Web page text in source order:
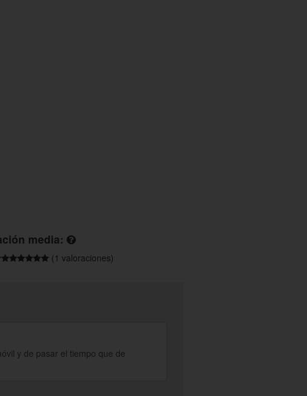
media:
(1 valoraciones)
y de pasar el tiempo que de